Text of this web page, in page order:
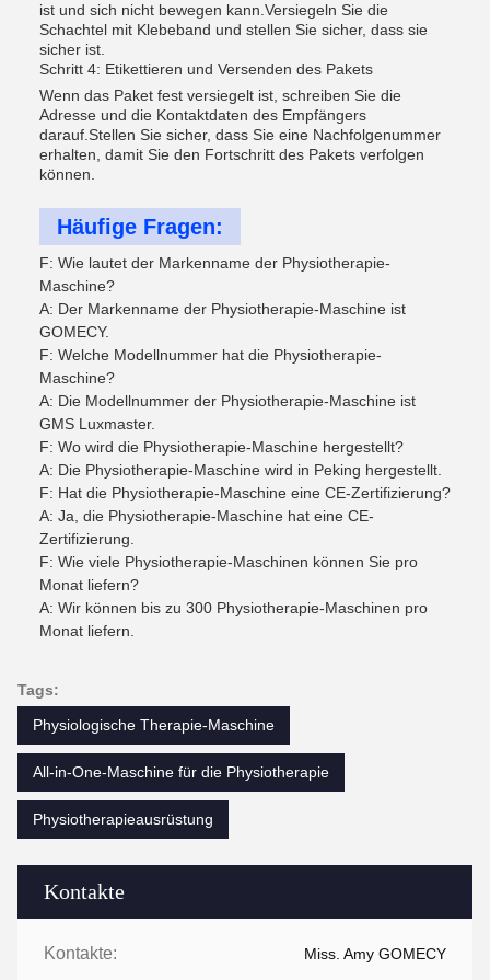
Kontakte
Kontakte: Miss. Amy GOMECY
ist und sich nicht bewegen kann.Versiegeln Sie die
Schachtel mit Klebeband und stellen Sie sicher, dass sie
sicher ist.
Schritt 4: Etikettieren und Versenden des Pakets
Wenn das Paket fest versiegelt ist, schreiben Sie die
Adresse und die Kontaktdaten des Empfängers
darauf.Stellen Sie sicher, dass Sie eine Nachfolgenummer
erhalten, damit Sie den Fortschritt des Pakets verfolgen
können.
Häufige Fragen:
F: Wie lautet der Markenname der Physiotherapie-
Maschine?
A: Der Markenname der Physiotherapie-Maschine ist
GOMECY.
F: Welche Modellnummer hat die Physiotherapie-
Maschine?
A: Die Modellnummer der Physiotherapie-Maschine ist
GMS Luxmaster.
F: Wo wird die Physiotherapie-Maschine hergestellt?
A: Die Physiotherapie-Maschine wird in Peking hergestellt.
F: Hat die Physiotherapie-Maschine eine CE-Zertifizierung?
A: Ja, die Physiotherapie-Maschine hat eine CE-
Zertifizierung.
F: Wie viele Physiotherapie-Maschinen können Sie pro
Monat liefern?
A: Wir können bis zu 300 Physiotherapie-Maschinen pro
Monat liefern.
Tags:
Physiologische Therapie-Maschine
All-in-One-Maschine für die Physiotherapie
Physiotherapieausrüstung